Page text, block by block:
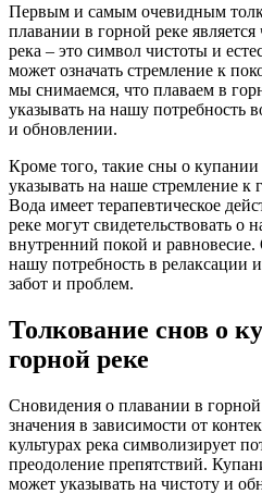
Первым и самым очевидным
плавании в горной реке
река – это символ чистоты и
может означать стремление к
мы снимаемся, что плаваем в
указывать на нашу потребность
и обновлении.
Кроме того, такие сны о
указывать на наше стремление
Вода имеет терапевтическое
реке могут свидетельствовать о
внутренний покой и
нашу потребность в релаксации
забот и проблем.
Толкование снов о
горной реке
Сновидения о плавании в
значения в зависимости от
культурах река символизирует
преодоление препятствий.
может указывать на чистоту и